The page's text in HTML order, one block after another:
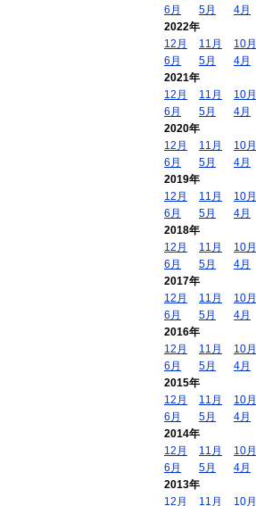
6月
5月 4月
2022年
12月
11月 10月
6月
5月 4月
2021年
12月
11月 10月
6月
5月 4月
2020年
12月
11月 10月
6月
5月 4月
2019年
12月
11月 10月
6月
5月 4月
2018年
12月
11月 10月
6月
5月 4月
2017年
12月
11月 10月
6月
5月 4月
2016年
12月
11月 10月
6月
5月 4月
2015年
12月
11月 10月
6月
5月 4月
2014年
12月
11月 10月
6月
5月 4月
2013年
12月
11月 10月